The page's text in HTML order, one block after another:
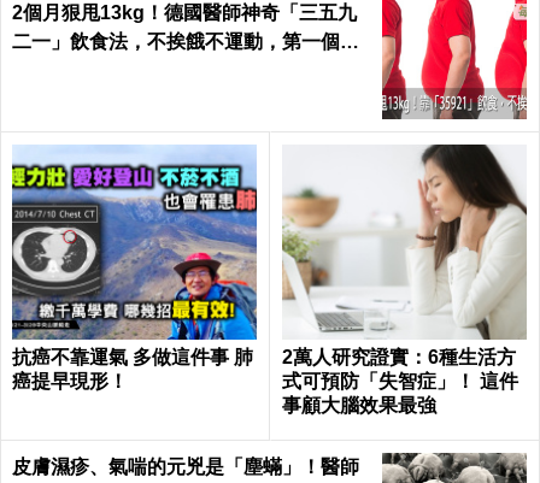
2個月狠甩13kg！德國醫師神奇「三五九
二一」飲食法，不挨餓不運動，第一個月
抗癌不靠運氣 多做這件事 肺
癌提早現形！
2萬人研究證實：6種生活方
式可預防「失智症」！ 這件
事顧大腦效果最強
皮膚濕疹、氣喘的元兇是「塵蟎」！醫師